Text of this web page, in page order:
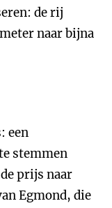
de rij
naar bijna
een
stemmen
prijs naar
Egmond, die